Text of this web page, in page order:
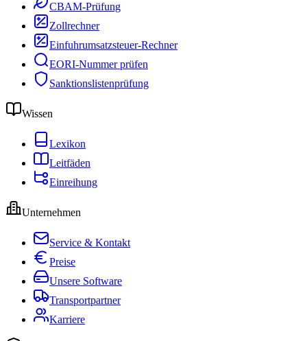
CBAM-Prüfung
Zollrechner
Einfuhrumsatzsteuer-Rechner
EORI-Nummer prüfen
Sanktionslistenprüfung
Wissen
Lexikon
Leitfäden
Einreihung
Unternehmen
Service & Kontakt
Preise
Unsere Software
Transportpartner
Karriere